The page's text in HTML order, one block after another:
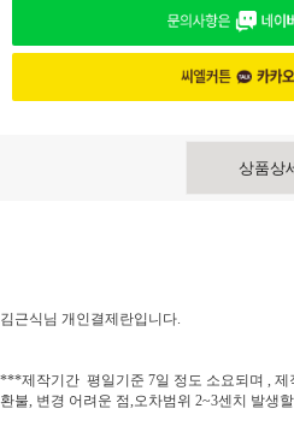
상품상
김근식님 개인결제란입니다.
***제작기간 평일기준 7일 정도 소요되며 ,
환불, 변경 어려운 점,오차범위 2~3센치 발생